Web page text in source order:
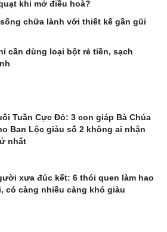
khi mở điều hoà?
chữa lành với thiết kế gần gũi
cần dùng loại bột rẻ tiền, sạch
Tuần Cực Đỏ: 3 con giáp Bà Chúa
Ban Lộc giàu số 2 không ai nhận
nhất
xưa đúc kết: 6 thói quen làm hao
có càng nhiều càng khó giàu